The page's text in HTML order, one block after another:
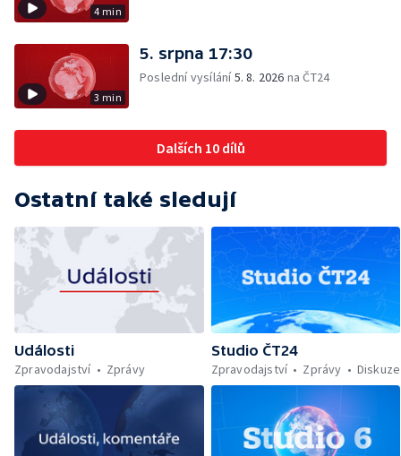
4 min
3 min
5. srpna 17:30
Poslední vysílání5. 8. 2026 na ČT24
Dalších 10 dílů
Ostatní také sledují
Události
Zpravodajství
Zprávy
Studio ČT24
Zpravodajství
Zprávy Diskuze